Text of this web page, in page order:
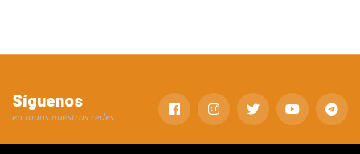
Síguenos
en todas nuestras redes